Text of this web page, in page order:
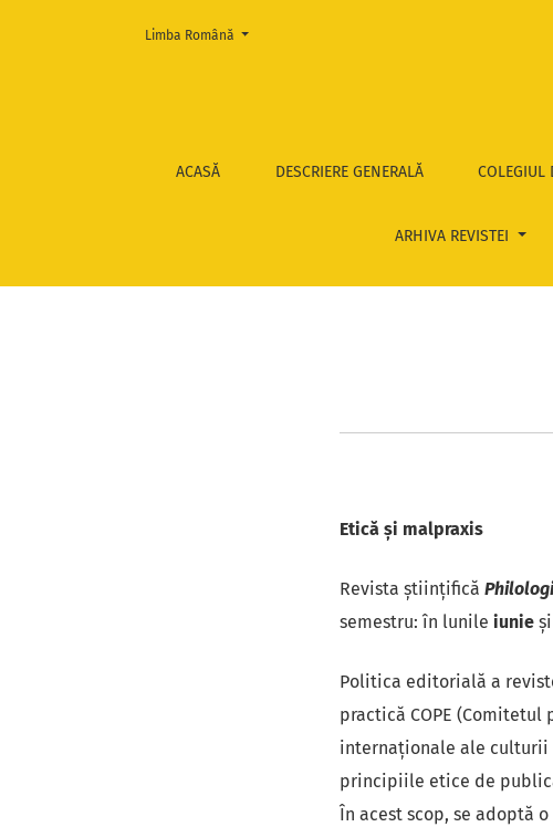
POLITICA EDITORIALĂ
ACASĂ DESCRIERE GENERALĂ COLEGIUL
ARHIVA REVISTEI
Change the language. The current language is:
Limba Română
Etică și malpraxis
Revista ştiinţifică
semestru: în lunile iunie și
Politica editorială a
practică COPE
internaţionale ale culturii
principiile etice de
În acest scop, se adoptă